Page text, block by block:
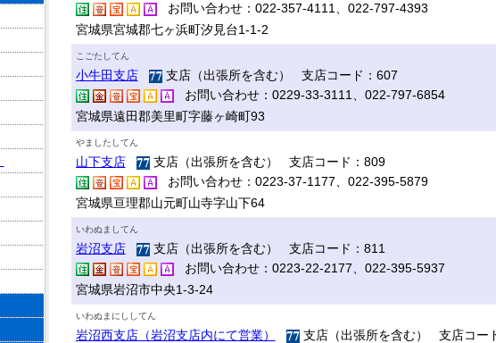
お問い合わせ：022-357-4111、022-797-4393
宮城県宮城郡七ヶ浜町汐見台1-1-2
こごたしてん
小牛田支店
支店（出張所を含む） 支店コード：607
お問い合わせ：0229-33-3111、022-797-6854
宮城県遠田郡美里町字藤ヶ崎町93
やましたしてん
山下支店
支店（出張所を含む） 支店コード：809
お問い合わせ：0223-37-1177、022-395-5879
宮城県亘理郡山元町山寺字山下64
いわぬましてん
岩沼支店
支店（出張所を含む） 支店コード：811
お問い合わせ：0223-22-2177、022-395-5937
宮城県岩沼市中央1-3-24
いわぬまにししてん
岩沼西支店（岩沼支店内にて営業）
支店（出張所を含む） 支店コー